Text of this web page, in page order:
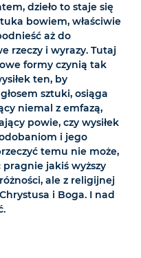
dzieło to staje się
bowiem, właściwie
aż do
rzeczy i wyrazy. Tutaj
formy czynią tak
ten, by
sztuki, osiąga
niemal z emfazą,
powie, czy wysiłek
i jego
temu nie może,
jakiś wyższy
ale z religijnej
i Boga. I nad